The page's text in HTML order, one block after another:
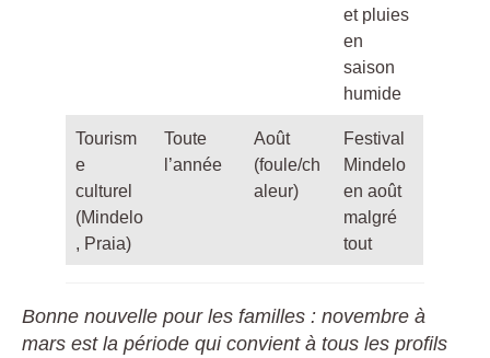
et pluies
en
saison
humide
Tourism
e
culturel
(Mindelo
, Praia)
Toute
l’année
Août
(foule/ch
aleur)
Festival
Mindelo
en août
malgré
tout
Bonne nouvelle pour les familles : novembre à
mars est la période qui convient à tous les profils